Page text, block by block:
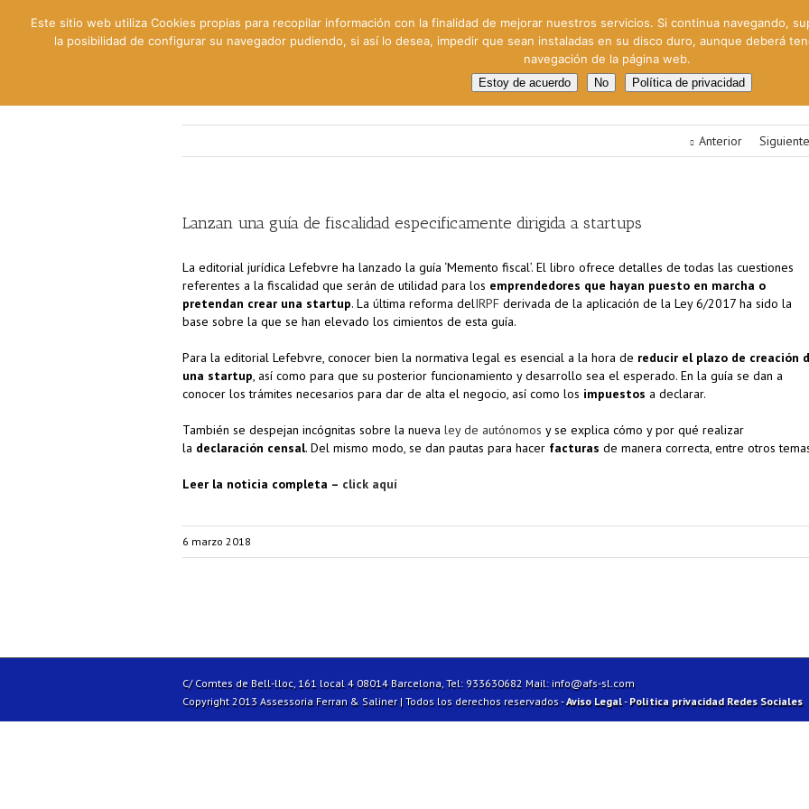
Gestión Cinematográfica Otros servicios
Anterior Siguiente
Lanzan una guía de fiscalidad especificamente dirigida a startups
La editorial jurídica Lefebvre ha lanzado la guía ‘Memento fiscal’. El libro ofrece detalles de todas las cuestiones
referentes a la fiscalidad que serán de utilidad para los emprendedores que hayan puesto en marcha o
pretendan crear una startup. La última reforma delIRPF derivada de la aplicación de la Ley 6/2017 ha sido la
base sobre la que se han elevado los cimientos de esta guía.
Para la editorial Lefebvre, conocer bien la normativa legal es esencial a la hora de reducir el plazo de creación
una startup, así como para que su posterior funcionamiento y desarrollo sea el esperado. En la guía se dan a
conocer los trámites necesarios para dar de alta el negocio, así como los impuestos a declarar.
También se despejan incógnitas sobre la nueva ley de autónomos y se explica cómo y por qué realizar
la declaración censal. Del mismo modo, se dan pautas para hacer facturas de manera correcta, entre otros
Leer la noticia completa – click aquí
6 marzo 2018
C/ Comtes de Bell-lloc, 161 local 4 08014 Barcelona, Tel: 933630682 Mail: info@afs-sl.com
Copyright 2013 Assessoria Ferran & Saliner | Todos los derechos reservados -Aviso Legal-Política privacidad Redes Sociales
Este sitio web utiliza Cookies propias para recopilar información con la finalidad de mejorar nuestros servicios. Si continua navegando,
la posibilidad de configurar su navegador pudiendo, si así lo desea, impedir que sean instaladas en su disco duro, aunque deberá
navegación de la página web.
Estoy de acuerdo No Política de privacidad